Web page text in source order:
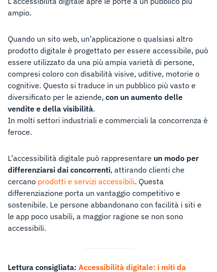
ampio.
Quando un sito web, un’applicazione o qualsiasi altro
prodotto digitale è progettato per essere accessibile, può
essere utilizzato da una più ampia varietà di persone,
compresi coloro con disabilità visive, uditive, motorie o
cognitive. Questo si traduce in un pubblico più vasto e
diversificato per le aziende, con un aumento delle
vendite e della visibilità.
In molti settori industriali e commerciali la concorrenza è
feroce.
L’accessibilità digitale può rappresentare un modo per
differenziarsi dai concorrenti, attirando clienti che
cercano prodotti e servizi accessibili. Questa
differenziazione porta un vantaggio competitivo e
sostenibile. Le persone abbandonano con facilità i siti e
le app poco usabili, a maggior ragione se non sono
accessibili.
Lettura consigliata: Accessibilità digitale: i miti da